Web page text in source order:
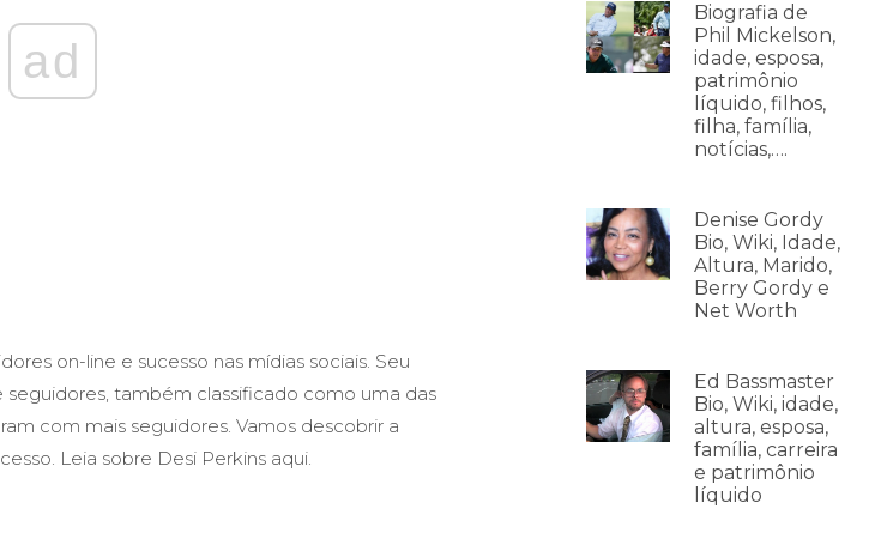
ad
on-line e sucesso nas mídias sociais. Seu
também classificado como uma das
com mais seguidores. Vamos descobrir a
Leia sobre Desi Perkins aqui.
Biografia de
Phil Mickelson,
idade, esposa,
patrimônio
líquido, filhos,
filha, família,
notícias,….
Denise Gordy
Bio, Wiki, Idade,
Altura, Marido,
Berry Gordy e
Net Worth
Ed Bassmaster
Bio, Wiki, idade,
altura, esposa,
família, carreira
e patrimônio
líquido